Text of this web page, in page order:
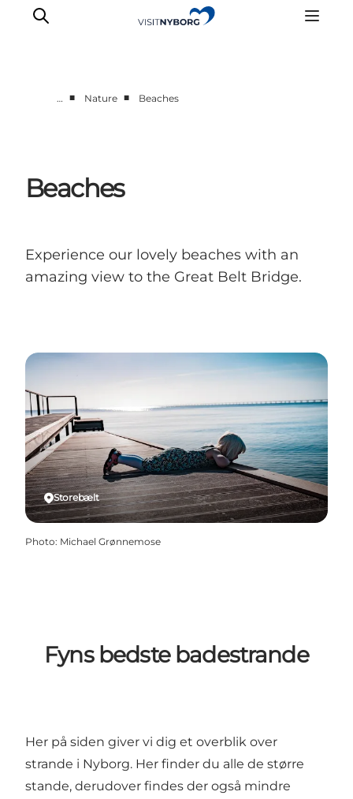
Daily events
Accommodation
Book & buy
… ■ Nature ■ Beaches
Beaches
Experience our lovely beaches with an
amazing view to the Great Belt Bridge.
Storebælt
Photo: Michael Grønnemose
Fyns bedste badestrande
Her på siden giver vi dig et overblik over
strande i Nyborg. Her finder du alle de større
stande, derudover findes der også mindre